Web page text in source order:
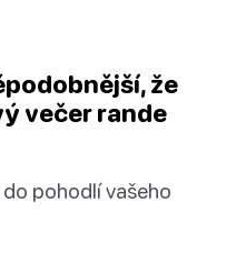
že
večer rande
pohodlí vašeho